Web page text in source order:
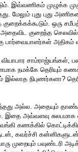
இவ்வணிகம் முழுக்க
மேலும் புது புது
ஒரு
குறைந்த செலவில்
அதிகம்
வியாபார
நமக்கே தெரியும்
நிபுணர்களா?
அல்ல. அதையும்
இதை அவ்வளவு சுலபமாக
கணக்கில்
கவர்ச்சி
முறையும் பவுண்டரி